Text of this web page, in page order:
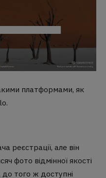
платформами, як
реєстрації, але він
фото відмінної якості
до того ж доступні